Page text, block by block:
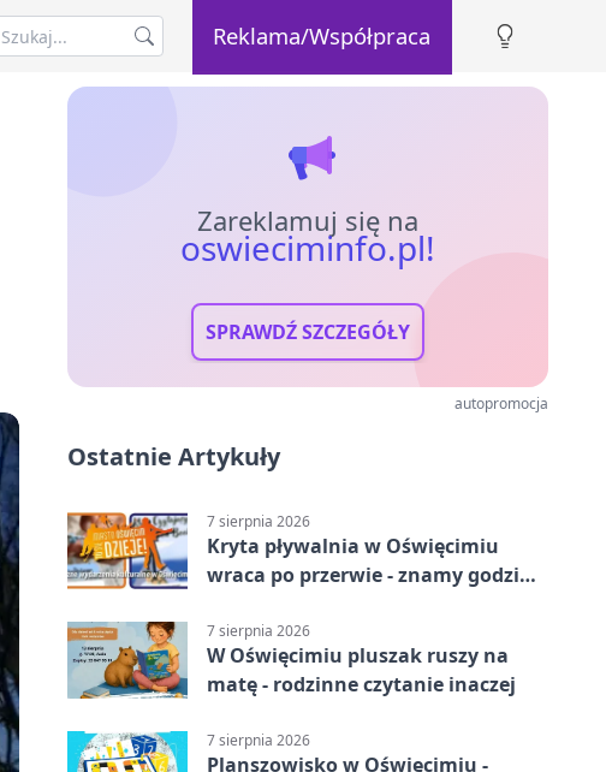
Reklama/Współpraca
Zareklamuj się na
oswieciminfo.pl!
SPRAWDŹ SZCZEGÓŁY
autopromocja
Ostatnie Artykuły
7 sierpnia 2026
Kryta pływalnia w Oświęcimiu
wraca po przerwie - znamy godziny
7 sierpnia 2026
W Oświęcimiu pluszak ruszy na
matę - rodzinne czytanie inaczej
7 sierpnia 2026
Planszowisko w Oświęcimiu -